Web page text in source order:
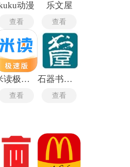
动漫
查看
乐文屋
查看
米读极速版
查看
石器书屋自由阅读
查看